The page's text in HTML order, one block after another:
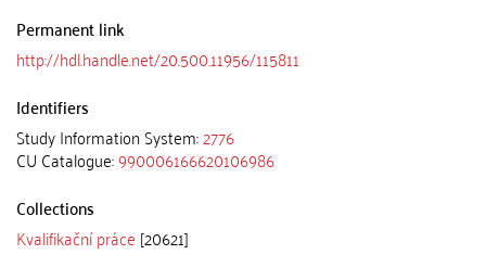
Permanent link
http://hdl.handle.net/20.500.11956/115811
Identifiers
Study Information System:2776
CU Catalogue:990006166620106986
Collections
Kvalifikační práce [20621]